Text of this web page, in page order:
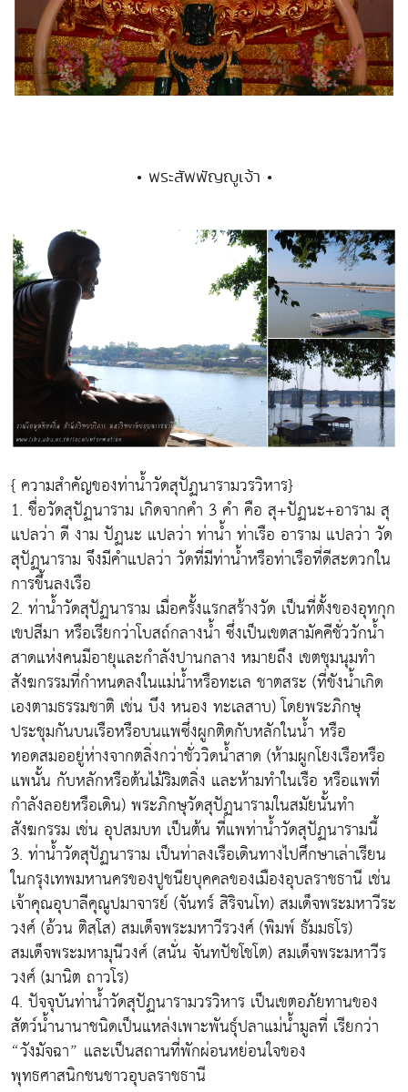
• พระสัพพัญญูเจ้า •
{ ความสำคัญของท่าน้ำวัดสุปัฏนารามวรวิหาร}
1. ชื่อวัดสุปัฏนาราม เกิดจากคำ 3 คำ คือ สุ+ปัฏนะ+อาราม สุ
แปลว่า ดี งาม ปัฏนะ แปลว่า ท่าน้ำ ท่าเรือ อาราม แปลว่า วัด
สุปัฏนาราม จึงมีคำแปลว่า วัดที่มีท่าน้ำหรือท่าเรือที่ดีสะดวกใน
การขึ้นลงเรือ
2. ท่าน้ำวัดสุปัฏนาราม เมื่อครั้งแรกสร้างวัด เป็นที่ตั้งของอุทกุก
เขปสีมา หรือเรียกว่าโบสถ์กลางน้ำ ซึ่งเป็นเขตสามัคคีชั่ววักน้ำ
สาดแห่งคนมีอายุและกำลังปานกลาง หมายถึง เขตชุมนุมทำ
สังฆกรรมที่กำหนดลงในแม่น้ำหรือทะเล ชาตสระ (ที่ขังน้ำเกิด
เองตามธรรมชาติ เช่น บึง หนอง ทะเลสาบ) โดยพระภิกษุ
ประชุมกันบนเรือหรือบนแพซึ่งผูกติดกับหลักในน้ำ หรือ
ทอดสมออยู่ห่างจากตลิ่งกว่าชั่ววิดน้ำสาด (ห้ามผูกโยงเรือหรือ
แพนั้น กับหลักหรือต้นไม้ริมตลิ่ง และห้ามทำในเรือ หรือแพที่
กำลังลอยหรือเดิน) พระภิกษุวัดสุปัฏนารามในสมัยนั้นทำ
สังฆกรรม เช่น อุปสมบท เป็นต้น ที่แพท่าน้ำวัดสุปัฏนารามนี้
3. ท่าน้ำวัดสุปัฏนาราม เป็นท่าลงเรือเดินทางไปศึกษาเล่าเรียน
ในกรุงเทพมหานครของปูชนียบุคคลของเมืองอุบลราชธานี เช่น
เจ้าคุณอุบาลีคุณูปมาจารย์ (จันทร์ สิริจนโท) สมเด็จพระมหาวีระ
วงศ์ (อ้วน ติสฺโส) สมเด็จพระมหาวีรวงศ์ (พิมพ์ ธัมมธโร)
สมเด็จพระมหามุนีวงศ์ (สนั่น จันทปัชโชโต) สมเด็จพระมหาวีร
วงศ์ (มานิต ถาวโร)
4. ปัจจุบันท่าน้ำวัดสุปัฏนารามวรวิหาร เป็นเขตอภัยทานของ
สัตว์น้ำนานาชนิดเป็นแหล่งเพาะพันธุ์ปลาแม่น้ำมูลที่ เรียกว่า
“วังมัจฉา” และเป็นสถานที่พักผ่อนหย่อนใจของ
พุทธศาสนิกชนชาวอุบลราชธานี